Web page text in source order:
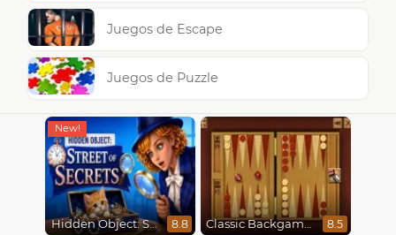
Juegos de Escape
Juegos de Puzzle
Hidden Object: Street Of Secrets 8.8 Classic Backgammon 8.5